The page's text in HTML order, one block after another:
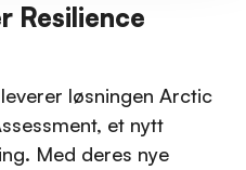
Resilience
leverer løsningen Arctic
et nytt
Med deres nye